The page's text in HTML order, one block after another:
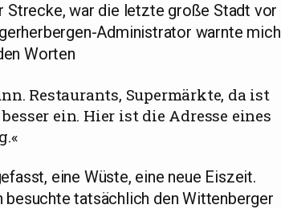
Stre­cke, war die letz­te gro­ße Stadt vor
Admi­nis­tra­tor warn­te mich
Worten
Restau­rants, Super­märk­te, da ist
ein. Hier ist die Adres­se eines
eine Wüs­te, eine neue Eis­zeit.
besuch­te tat­säch­lich den Wit­ten­ber­ger